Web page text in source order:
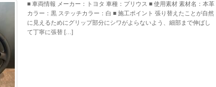
■ 車両情報 メーカー：トヨタ 車種：プリウス ■ 使用素材 素材名：本革
カラー：黒 ステッチカラー：白 ■ 施工ポイント 張り替えたことが自然
に見えるためにグリップ部分にシワがよらないよう、細部まで伸ばし
て丁寧に張替 […]